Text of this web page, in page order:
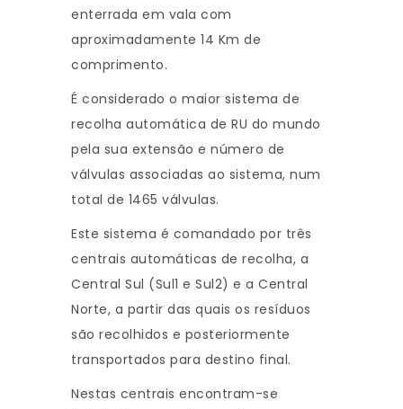
enterrada em vala com
aproximadamente 14 Km de
comprimento.
É considerado o maior sistema de
recolha automática de RU do mundo
pela sua extensão e número de
válvulas associadas ao sistema, num
total de 1465 válvulas.
Este sistema é comandado por três
centrais automáticas de recolha, a
Central Sul (Sul1 e Sul2) e a Central
Norte, a partir das quais os resíduos
são recolhidos e posteriormente
transportados para destino final.
Nestas centrais encontram-se